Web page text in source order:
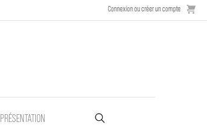
Connexion ou créer un compte
PRÉSENTATION